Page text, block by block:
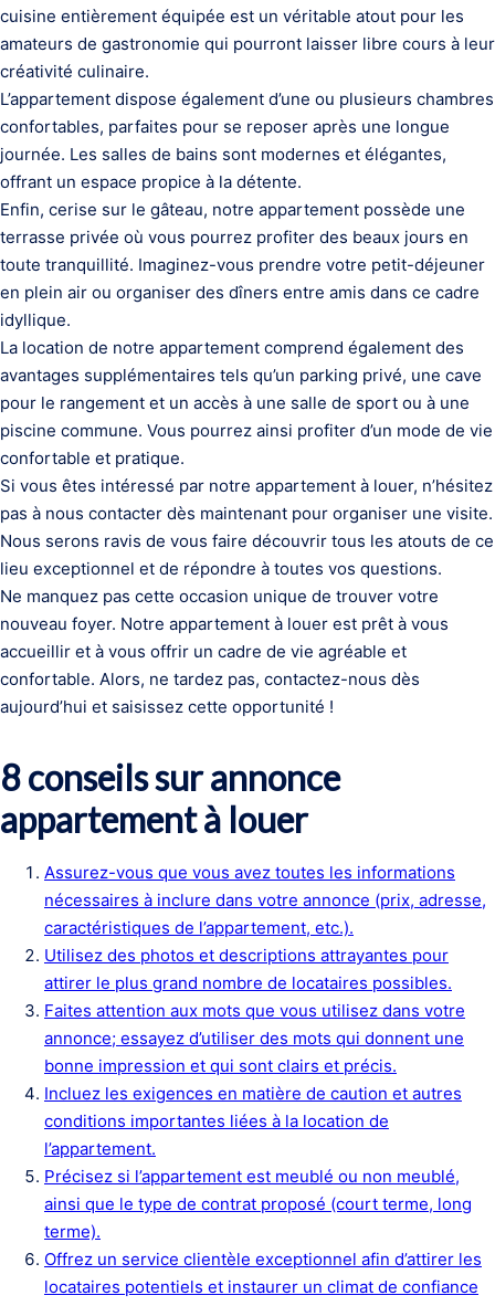
cuisine entièrement équipée est un véritable atout pour les
amateurs de gastronomie qui pourront laisser libre cours à leur
créativité culinaire.
L’appartement dispose également d’une ou plusieurs chambres
confortables, parfaites pour se reposer après une longue
journée. Les salles de bains sont modernes et élégantes,
offrant un espace propice à la détente.
Enfin, cerise sur le gâteau, notre appartement possède une
terrasse privée où vous pourrez profiter des beaux jours en
toute tranquillité. Imaginez-vous prendre votre petit-déjeuner
en plein air ou organiser des dîners entre amis dans ce cadre
idyllique.
La location de notre appartement comprend également des
avantages supplémentaires tels qu’un parking privé, une cave
pour le rangement et un accès à une salle de sport ou à une
piscine commune. Vous pourrez ainsi profiter d’un mode de vie
confortable et pratique.
Si vous êtes intéressé par notre appartement à louer, n’hésitez
pas à nous contacter dès maintenant pour organiser une visite.
Nous serons ravis de vous faire découvrir tous les atouts de ce
lieu exceptionnel et de répondre à toutes vos questions.
Ne manquez pas cette occasion unique de trouver votre
nouveau foyer. Notre appartement à louer est prêt à vous
accueillir et à vous offrir un cadre de vie agréable et
confortable. Alors, ne tardez pas, contactez-nous dès
aujourd’hui et saisissez cette opportunité !
8 conseils sur annonce
appartement à louer
Assurez-vous que vous avez toutes les informations
nécessaires à inclure dans votre annonce (prix, adresse,
caractéristiques de l’appartement, etc.).
Utilisez des photos et descriptions attrayantes pour
attirer le plus grand nombre de locataires possibles.
Faites attention aux mots que vous utilisez dans votre
annonce; essayez d’utiliser des mots qui donnent une
bonne impression et qui sont clairs et précis.
Incluez les exigences en matière de caution et autres
conditions importantes liées à la location de
l’appartement.
Précisez si l’appartement est meublé ou non meublé,
ainsi que le type de contrat proposé (court terme, long
terme).
Offrez un service clientèle exceptionnel afin d’attirer les
locataires potentiels et instaurer un climat de confiance